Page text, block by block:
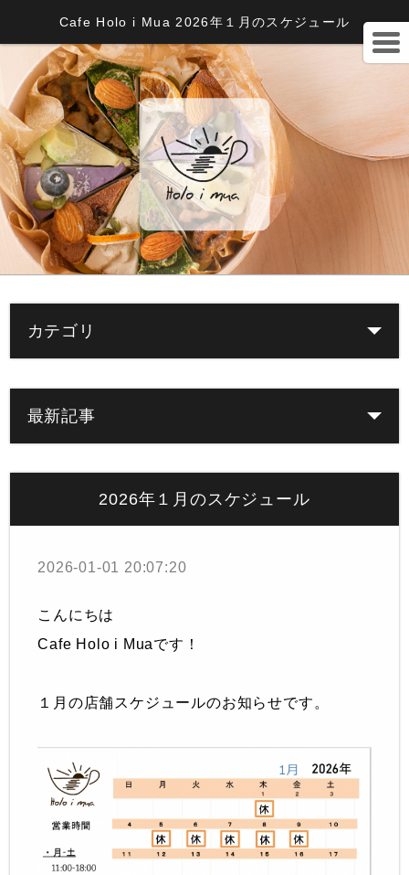
Cafe Holo i Mua 2026年１月のスケジュール
カテゴリ
最新記事
2026年１月のスケジュール
2026-01-01 20:07:20
こんにちは
Cafe Holo i Muaです！
１月の店舗スケジュールのお知らせです。